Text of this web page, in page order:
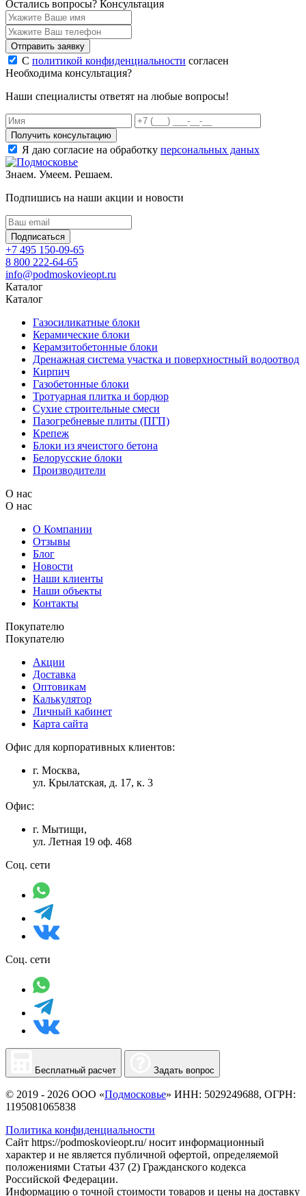
Остались вопросы? Консультация
Отправить заявку
С политикой конфиденциальности согласен
Необходима консультация?
Наши специалисты ответят на любые вопросы!
Получить консультацию
Я даю согласие на обработку персональных даных
Знаем. Умеем. Решаем.
Подпишись на наши акции и новости
Подписаться
+7 495 150-09-65
8 800 222-64-65
info@podmoskovieopt.ru
Каталог
Каталог
Газосиликатные блоки
Керамические блоки
Керамзитобетонные блоки
Дренажная система участка и поверхностный водоотвод
Кирпич
Газобетонные блоки
Тротуарная плитка и бордюр
Сухие строительные смеси
Пазогребневые плиты (ПГП)
Крепеж
Блоки из ячеистого бетона
Белорусские блоки
Производители
О нас
О нас
О Компании
Отзывы
Блог
Новости
Наши клиенты
Наши объекты
Контакты
Покупателю
Покупателю
Акции
Доставка
Оптовикам
Калькулятор
Личный кабинет
Карта сайта
Офис для корпоративных клиентов:
г. Москва,
ул. Крылатская, д. 17, к. 3
Офис:
г. Мытищи,
ул. Летная 19 оф. 468
Соц. сети
Соц. сети
Бесплатный расчет Задать вопрос
© 2019 - 2026 ООО «Подмосковье» ИНН: 5029249688, ОГРН:
1195081065838
Политика конфиденциальности
Сайт https://podmoskovieopt.ru/ носит информационный
характер и не является публичной офертой, определяемой
положениями Статьи 437 (2) Гражданского кодекса
Российской Федерации.
Информацию о точной стоимости товаров и цены на доставку